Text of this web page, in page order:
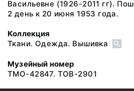
Васильевне (1926-2011 гг).
2 день к 20 июня 1953 года.
Коллекция
Ткани. Одежда. Вышивка
Музейный номер
ТМО-42847. ТОВ-2901